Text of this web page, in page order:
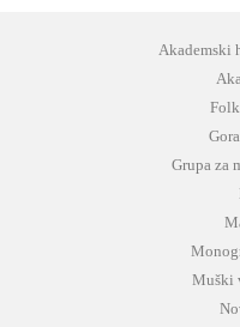
Akademski
Grupa za
Muški